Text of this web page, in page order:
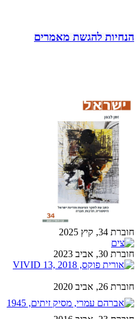
הנחיות להגשת מאמרים
חוברת 34, קיץ 2025
חוברת 30, אביב 2023
חוברת 26, אביב 2020